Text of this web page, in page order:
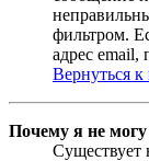
фильтром.
адрес email,
Вернуться к
Почему я не
Существует